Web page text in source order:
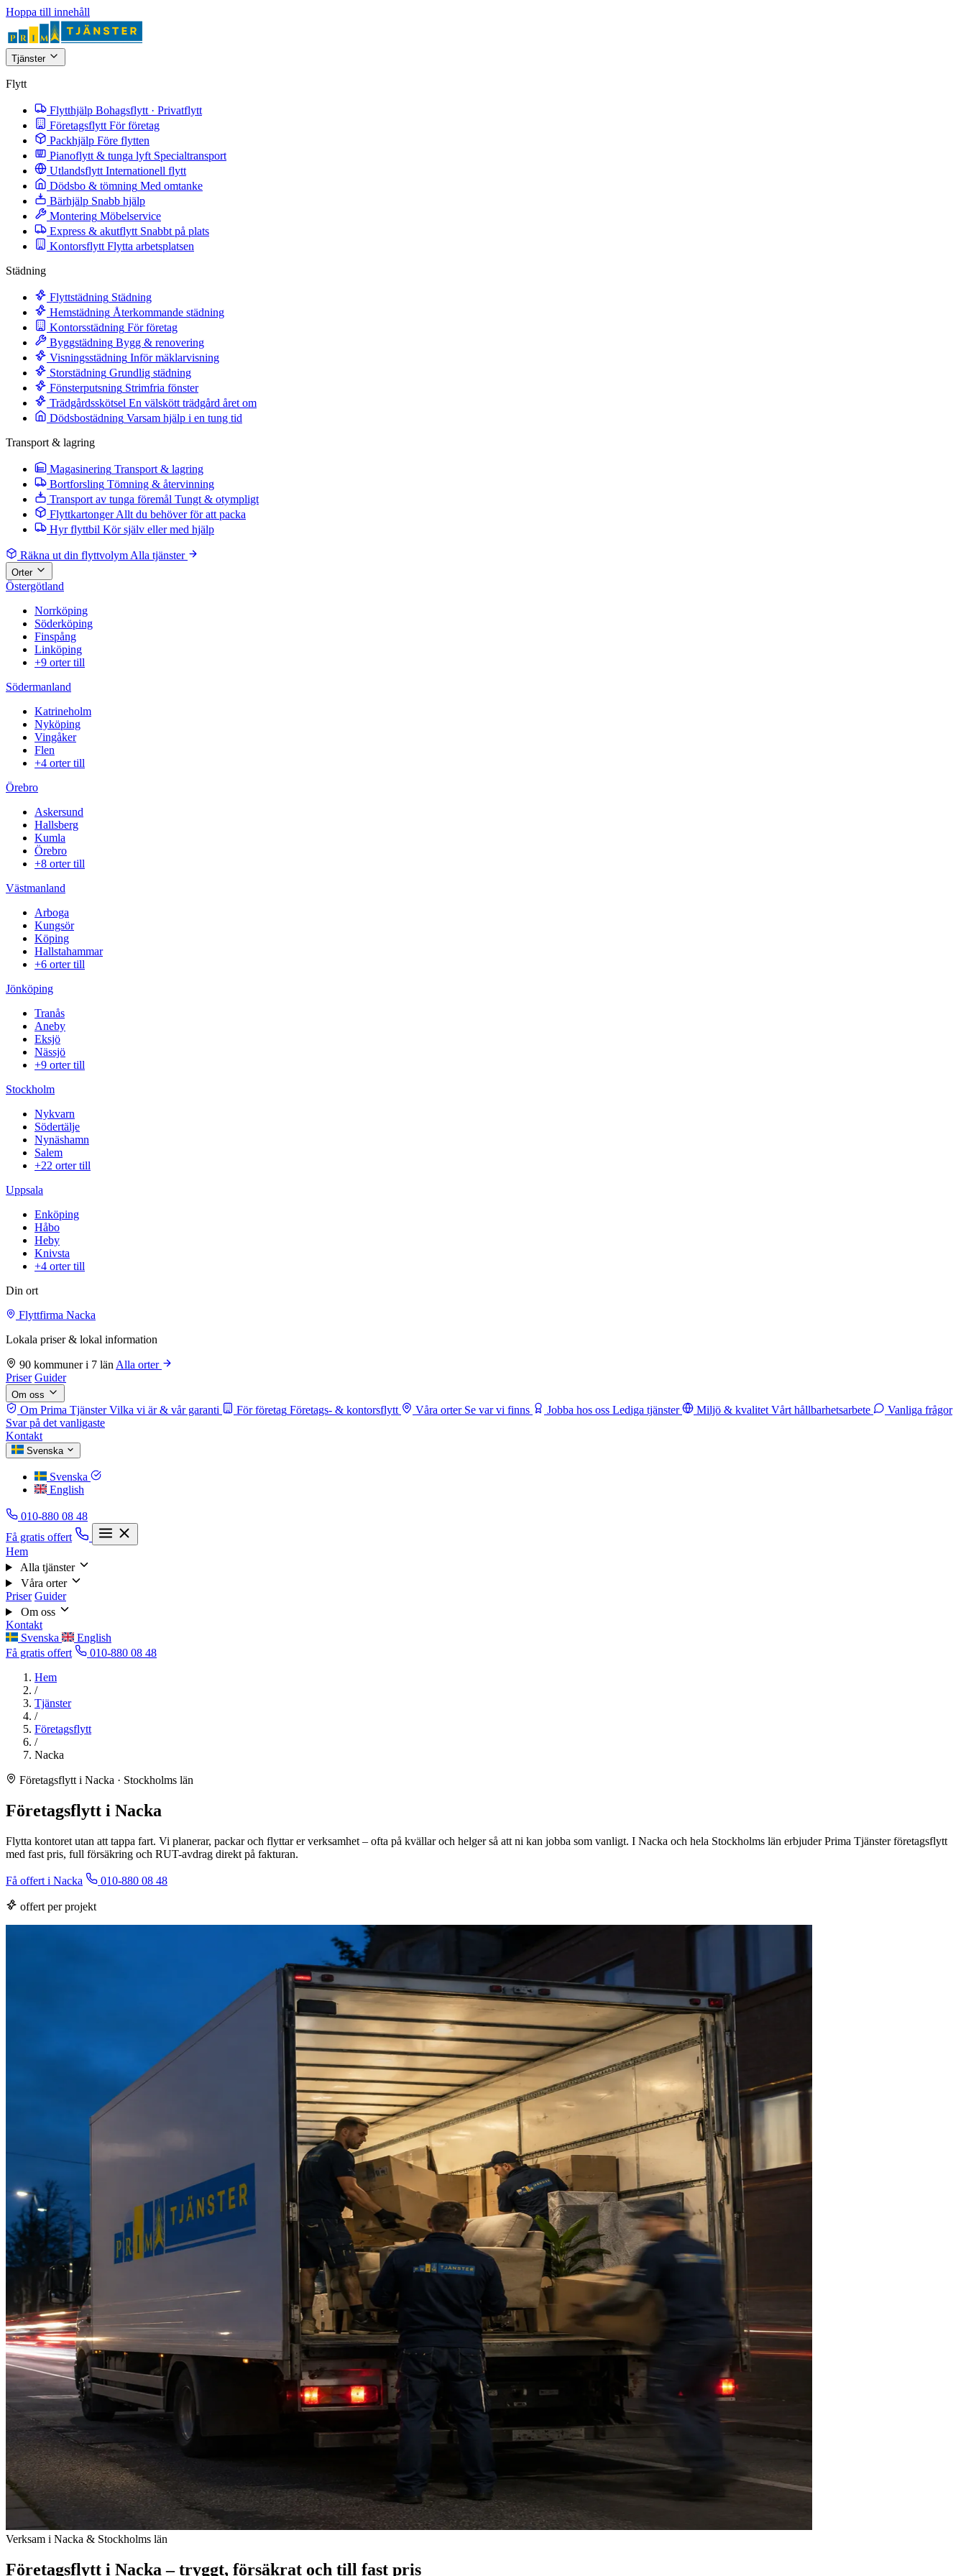
Hoppa till innehåll
Tjänster
Flytt
Flytthjälp Bohagsflytt · Privatflytt
Företagsflytt För företag
Packhjälp Före flytten
Pianoflytt & tunga lyft Specialtransport
Utlandsflytt Internationell flytt
Dödsbo & tömning Med omtanke
Bärhjälp Snabb hjälp
Montering Möbelservice
Express & akutflytt Snabbt på plats
Kontorsflytt Flytta arbetsplatsen
Städning
Flyttstädning Städning
Hemstädning Återkommande städning
Kontorsstädning För företag
Byggstädning Bygg & renovering
Visningsstädning Inför mäklarvisning
Storstädning Grundlig städning
Fönsterputsning Strimfria fönster
Trädgårdsskötsel En välskött trädgård året om
Dödsbostädning Varsam hjälp i en tung tid
Transport & lagring
Magasinering Transport & lagring
Bortforsling Tömning & återvinning
Transport av tunga föremål Tungt & otympligt
Flyttkartonger Allt du behöver för att packa
Hyr flyttbil Kör själv eller med hjälp
Räkna ut din flyttvolym Alla tjänster
Orter
Östergötland
Norrköping
Söderköping
Finspång
Linköping
+9 orter till
Södermanland
Katrineholm
Nyköping
Vingåker
Flen
+4 orter till
Örebro
Askersund
Hallsberg
Kumla
Örebro
+8 orter till
Västmanland
Arboga
Kungsör
Köping
Hallstahammar
+6 orter till
Jönköping
Tranås
Aneby
Eksjö
Nässjö
+9 orter till
Stockholm
Nykvarn
Södertälje
Nynäshamn
Salem
+22 orter till
Uppsala
Enköping
Håbo
Heby
Knivsta
+4 orter till
Din ort
Flyttfirma Nacka
Lokala priser & lokal information
90 kommuner i 7 län Alla orter
Priser Guider
Om oss
Om Prima Tjänster Vilka vi är & vår garanti För företag Företags- & kontorsflytt Våra orter Se var vi finns Jobba hos oss Lediga tjänster Miljö & kvalitet Vårt hållbarhetsarbete
Vanliga frågor
Svar på det vanligaste
Kontakt
Svenska
Svenska
English
010-880 08 48
Få gratis offert
Hem
Alla tjänster
Våra orter
Priser Guider
Om oss
Kontakt
Svenska
English
Få gratis offert
010-880 08 48
Hem
/
Tjänster
/
Företagsflytt
/
Nacka
Företagsflytt i Nacka · Stockholms län
Företagsflytt i Nacka
Flytta kontoret utan att tappa fart. Vi planerar, packar och flyttar er verksamhet – ofta på kvällar och helger så att ni kan jobba som vanligt. I Nacka och hela Stockholms län erbjuder Prima Tjänster företagsflytt
med fast pris, full försäkring och RUT-avdrag direkt på fakturan.
Få offert i Nacka 010-880 08 48
offert per projekt
Verksam i Nacka & Stockholms län
Företagsflytt i Nacka – tryggt, försäkrat och till fast pris